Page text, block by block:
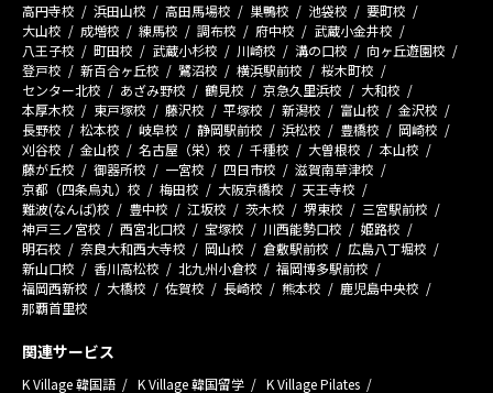
高円寺校
浜田山校 高田馬場校 巣鴨校 池袋校
要町校
大山校
成増校 練馬校 調布校 府中校
武蔵小金井校
八王子校
町田校 武蔵小杉校 川崎校 溝の口校
向ヶ丘遊園校
登戸校
新百合ヶ丘校 鷺沼校 横浜駅前校
桜木町校
センター北校
あざみ野校 鶴見校 京急久里浜校
大和校
本厚木校
東戸塚校 藤沢校 平塚校 新潟校 富山校
金沢校
長野校
松本校 岐阜校 静岡駅前校 浜松校 豊橋校
岡崎校
刈谷校
金山校 名古屋（栄）校 千種校 大曽根校
本山校
藤が丘校
御器所校 一宮校 四日市校
滋賀南草津校
京都（四条烏丸）校
梅田校 大阪京橋校
天王寺校
難波(なんば)校
豊中校 江坂校 茨木校 堺東校
三宮駅前校
神戸三ノ宮校
西宮北口校 宝塚校 川西能勢口校
姫路校
明石校
奈良大和西大寺校 岡山校 倉敷駅前校
広島八丁堀校
新山口校
香川高松校 北九州小倉校
福岡博多駅前校
福岡西新校
大橋校 佐賀校 長崎校 熊本校
鹿児島中央校
那覇首里校
関連サービス
K Village 韓国語 K Village 韓国留学 K Village Pilates